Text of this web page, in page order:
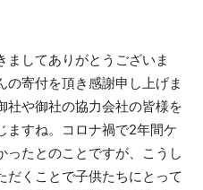
してありがとうございま
寄付を頂き感謝申し上げま
社や御社の協力会社の皆様を
ますね。コロナ禍で2年間ケ
ったとのことですが、こうし
だくことで子供たちにとって